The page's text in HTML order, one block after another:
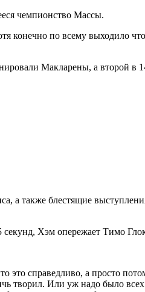
чемпионство Массы.
конечно по всему выходило
Макларены, а второй
а также блестящие
Хэм опережает Тимо
справедливо, а просто
творил. Или уж надо было